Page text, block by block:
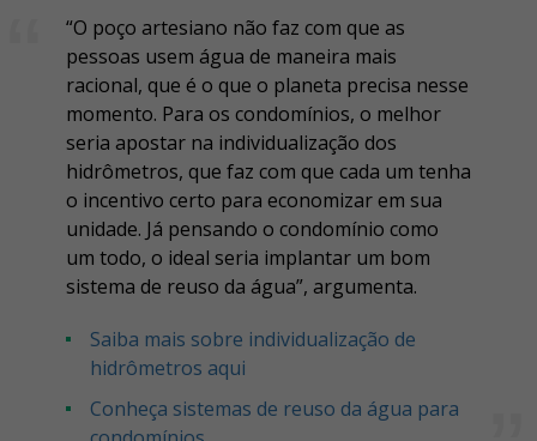
“O poço artesiano não faz com que as
pessoas usem água de maneira mais
racional, que é o que o planeta precisa nesse
momento. Para os condomínios, o melhor
seria apostar na individualização dos
hidrômetros, que faz com que cada um tenha
o incentivo certo para economizar em sua
unidade. Já pensando o condomínio como
um todo, o ideal seria implantar um bom
sistema de reuso da água”, argumenta.
Saiba mais sobre individualização de
hidrômetros aqui
Conheça sistemas de reuso da água para